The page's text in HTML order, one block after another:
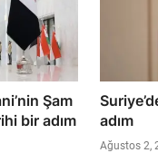
Şam
bir adım
adım
Ağustos 2,